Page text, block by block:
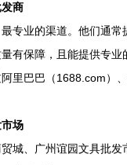
商
最专业的渠道。他们通
有保障，且能提供专业
阿里巴巴（1688.com）
场
贸城、广州谊园文具批